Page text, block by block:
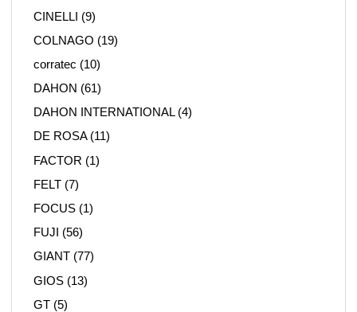
CINELLI (9)
COLNAGO (19)
corratec (10)
DAHON (61)
DAHON INTERNATIONAL(4)
DE ROSA(11)
FACTOR (1)
FELT (7)
FOCUS (1)
FUJI (56)
GIANT (77)
GIOS (13)
GT (5)